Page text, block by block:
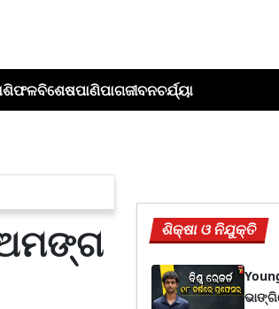
ବିଶେଷପାଣିପାଗଜୀବନଚର୍ଯ୍ୟା
ଅମଙ୍ଗ
ଶିକ୍ଷା ଓ ନିଯୁକ୍ତି